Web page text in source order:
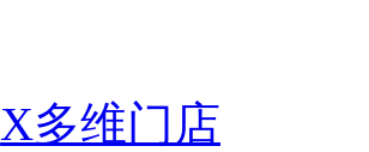
X多维门店